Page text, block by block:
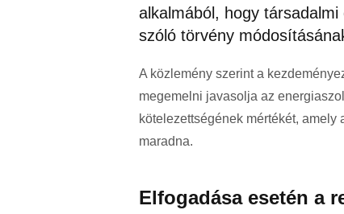
alkalmából, hogy
szóló törvény
A közlemény szerint a
megemelni javasolja az
kötelezettségének mértékét,
maradna.
Elfogadása esetén a